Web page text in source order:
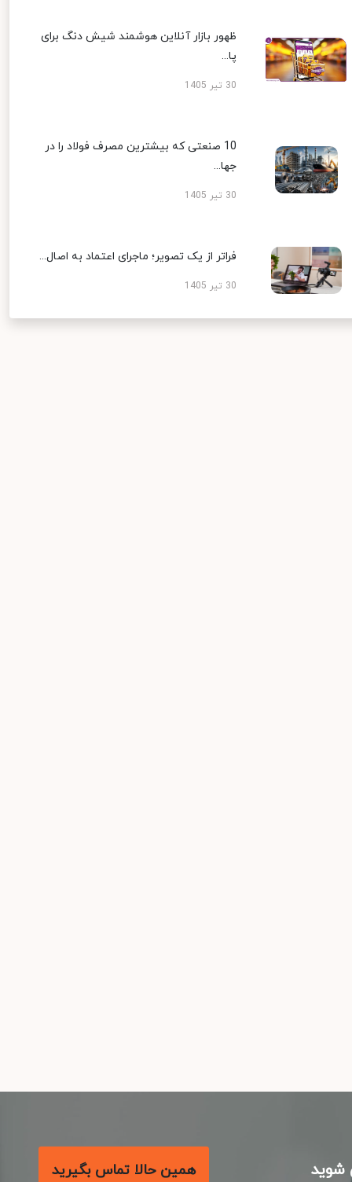
ظهور بازار آنلاین هوشمند شیش دنگ برای
پا...
30 تیر 1405
10 صنعتی که بیشترین مصرف فولاد را در
جها...
30 تیر 1405
فراتر از یک تصویر؛ ماجرای اعتماد به اصال...
30 تیر 1405
همین حالا تماس بگیرید